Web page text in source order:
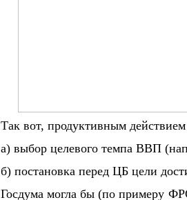
Так вот, продуктивным
а) выбор целевого темпа ВВП
б) постановка перед ЦБ цели
Госдума могла бы (по примеру